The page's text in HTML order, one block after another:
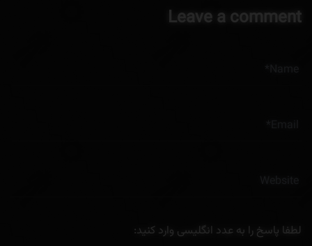
Leave a comment
لطفا پاسخ را به عدد انگلیسی وارد کنید: